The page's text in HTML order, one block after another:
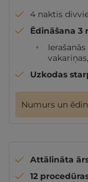
4 naktis
Ēdināšana 3
Uzkodas
Numurs un
Attālināta
12